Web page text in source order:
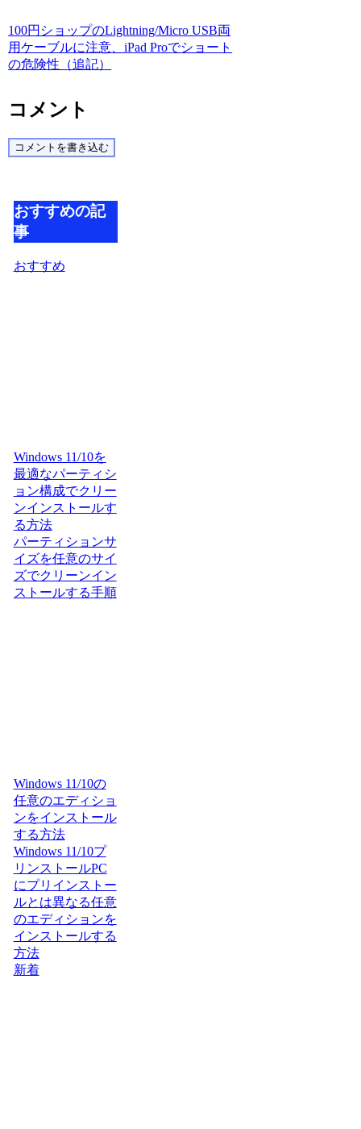
100円ショップのLightning/Micro USB両
用ケーブルに注意、iPad Proでショート
の危険性（追記）
コメント
コメントを書き込む
おすすめの記
事
おすすめ
Windows 11/10を
最適なパーティシ
ョン構成でクリー
ンインストールす
る方法
パーティションサ
イズを任意のサイ
ズでクリーンイン
ストールする手順
Windows 11/10の
任意のエディショ
ンをインストール
する方法
Windows 11/10プ
リンストールPC
にプリインストー
ルとは異なる任意
のエディションを
インストールする
方法
新着